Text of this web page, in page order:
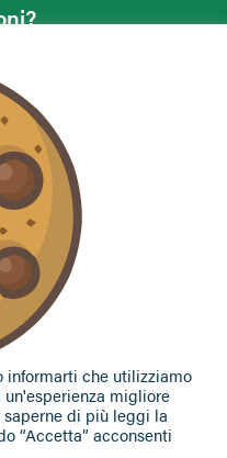
lasciare un
informarti che utilizziamo
migliore
saperne di più leggi la
“Accetta” acconsenti